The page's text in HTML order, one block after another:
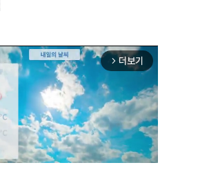
arrow_forward_ios 더보기